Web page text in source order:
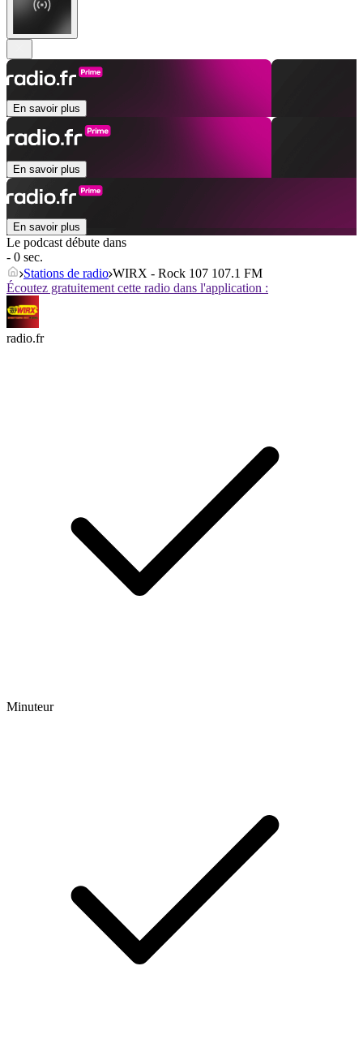
En savoir plus
En savoir plus
En savoir plus
Le podcast débute dans
- 0 sec.
Stations de radio WIRX - Rock 107 107.1 FM
Écoutez gratuitement cette radio dans l'application :
radio.fr
Minuteur